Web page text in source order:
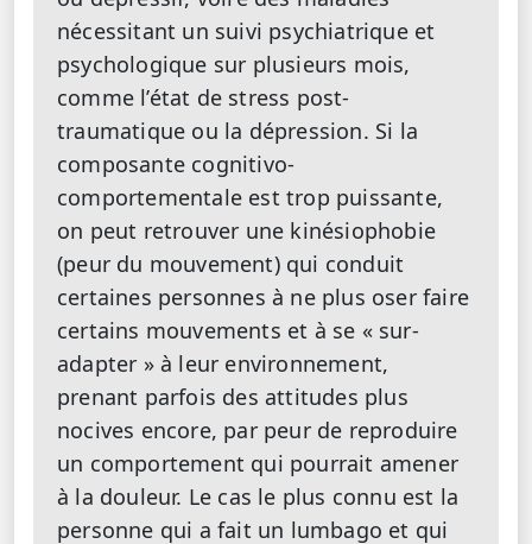
nécessitant un suivi psychiatrique et
psychologique sur plusieurs mois,
comme l’état de stress post-
traumatique ou la dépression. Si la
composante cognitivo-
comportementale est trop puissante,
on peut retrouver une kinésiophobie
(peur du mouvement) qui conduit
certaines personnes à ne plus oser faire
certains mouvements et à se « sur-
adapter » à leur environnement,
prenant parfois des attitudes plus
nocives encore, par peur de reproduire
un comportement qui pourrait amener
à la douleur. Le cas le plus connu est la
personne qui a fait un lumbago et qui